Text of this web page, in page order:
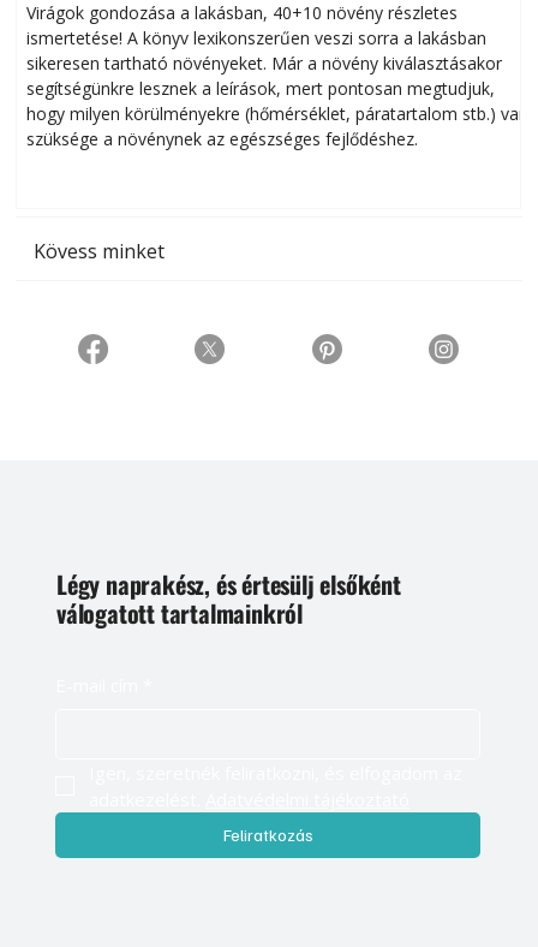
Virágok gondozása a lakásban, 40+10 növény részletes
ismertetése! A könyv lexikonszerűen veszi sorra a lakásban
sikeresen tart­ha­tó növényeket. Már a növény kiválasztásakor
segítségünkre lesznek a leírások, mert pontosan megtudjuk,
hogy milyen körülményekre (hőmérséklet, páratartalom stb.) van
szüksége a növénynek az egészséges fejlődéshez.
Kövess minket
Légy naprakész, és értesülj elsőként
válogatott tartalmainkról
Feliratkozás